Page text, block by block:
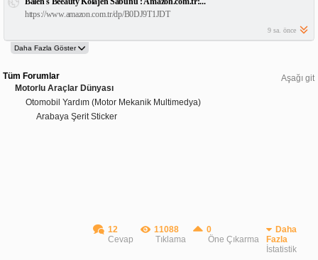
https://www.amazon.com.tr/dp/B0DJ9T1JDT
9 sa. önce
Aşağı git
Tüm Forumlar
Motorlu Araçlar Dünyası
Otomobil Yardım (Motor Mekanik Multimedya)
Arabaya Şerit Sticker
12
Cevap
11088
Tıklama
0
Öne Çıkarma
Daha
Fazla
İstatistik